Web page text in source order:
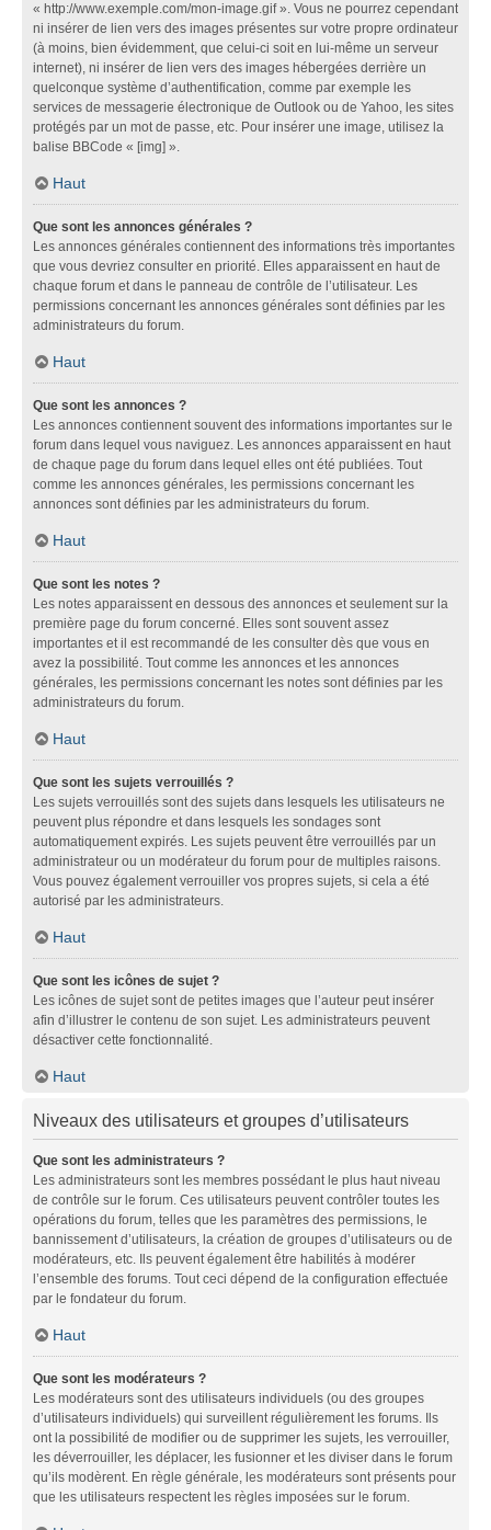
« http://www.exemple.com/mon-image.gif ». Vous ne pourrez cependant
ni insérer de lien vers des images présentes sur votre propre ordinateur
(à moins, bien évidemment, que celui-ci soit en lui-même un serveur
internet), ni insérer de lien vers des images hébergées derrière un
quelconque système d’authentification, comme par exemple les
services de messagerie électronique de Outlook ou de Yahoo, les sites
protégés par un mot de passe, etc. Pour insérer une image, utilisez la
balise BBCode « [img] ».
Haut
Que sont les annonces générales ?
Les annonces générales contiennent des informations très importantes
que vous devriez consulter en priorité. Elles apparaissent en haut de
chaque forum et dans le panneau de contrôle de l’utilisateur. Les
permissions concernant les annonces générales sont définies par les
administrateurs du forum.
Haut
Que sont les annonces ?
Les annonces contiennent souvent des informations importantes sur le
forum dans lequel vous naviguez. Les annonces apparaissent en haut
de chaque page du forum dans lequel elles ont été publiées. Tout
comme les annonces générales, les permissions concernant les
annonces sont définies par les administrateurs du forum.
Haut
Que sont les notes ?
Les notes apparaissent en dessous des annonces et seulement sur la
première page du forum concerné. Elles sont souvent assez
importantes et il est recommandé de les consulter dès que vous en
avez la possibilité. Tout comme les annonces et les annonces
générales, les permissions concernant les notes sont définies par les
administrateurs du forum.
Haut
Que sont les sujets verrouillés ?
Les sujets verrouillés sont des sujets dans lesquels les utilisateurs ne
peuvent plus répondre et dans lesquels les sondages sont
automatiquement expirés. Les sujets peuvent être verrouillés par un
administrateur ou un modérateur du forum pour de multiples raisons.
Vous pouvez également verrouiller vos propres sujets, si cela a été
autorisé par les administrateurs.
Haut
Que sont les icônes de sujet ?
Les icônes de sujet sont de petites images que l’auteur peut insérer
afin d’illustrer le contenu de son sujet. Les administrateurs peuvent
désactiver cette fonctionnalité.
Haut
Niveaux des utilisateurs et groupes d’utilisateurs
Que sont les administrateurs ?
Les administrateurs sont les membres possédant le plus haut niveau
de contrôle sur le forum. Ces utilisateurs peuvent contrôler toutes les
opérations du forum, telles que les paramètres des permissions, le
bannissement d’utilisateurs, la création de groupes d’utilisateurs ou de
modérateurs, etc. Ils peuvent également être habilités à modérer
l’ensemble des forums. Tout ceci dépend de la configuration effectuée
par le fondateur du forum.
Haut
Que sont les modérateurs ?
Les modérateurs sont des utilisateurs individuels (ou des groupes
d’utilisateurs individuels) qui surveillent régulièrement les forums. Ils
ont la possibilité de modifier ou de supprimer les sujets, les verrouiller,
les déverrouiller, les déplacer, les fusionner et les diviser dans le forum
qu’ils modèrent. En règle générale, les modérateurs sont présents pour
que les utilisateurs respectent les règles imposées sur le forum.